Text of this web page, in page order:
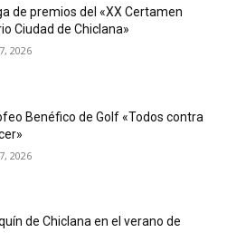
de premios del «XX Certamen
Ciudad de Chiclana»
2026
Benéfico de Golf «Todos contra
2026
de Chiclana en el verano de